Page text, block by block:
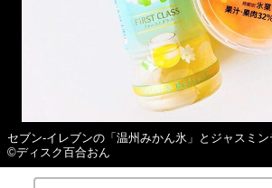
セブン‐イレブンの「温州みかん氷」とジャスミ
©ディスク百合おん